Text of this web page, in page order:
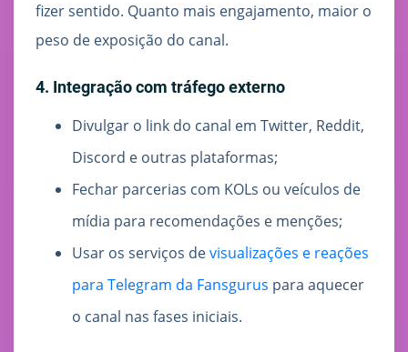
fizer sentido. Quanto mais engajamento, maior o
peso de exposição do canal.
4. Integração com tráfego externo
Divulgar o link do canal em Twitter, Reddit,
Discord e outras plataformas;
Fechar parcerias com KOLs ou veículos de
mídia para recomendações e menções;
Usar os serviços devisualizações e reações
para Telegram da Fansgurus para aquecer
o canal nas fases iniciais.